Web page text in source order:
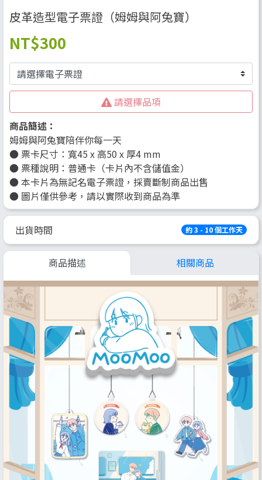
皮革造型電子票證（姆姆與阿兔寶）
NT$300
請選擇品項
商品簡述：
姆姆與阿兔寶陪伴你每一天
● 票卡尺寸：寬45 x 高50 x 厚4 mm
● 票種說明：普通卡（卡片內不含儲值金）
● 本卡片為無記名電子票證，採賣斷制商品出售
● 圖片僅供參考，請以實際收到商品為準
出貨時間 約 3 - 10 個工作天
商品描述 相關商品